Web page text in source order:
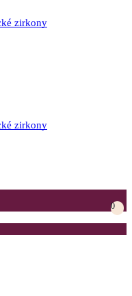
zirkony
zirkony
0